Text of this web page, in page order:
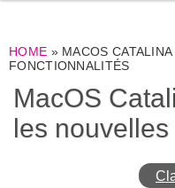
HOME » MACOS
FONCTIONNALITÉS
MacOS
les